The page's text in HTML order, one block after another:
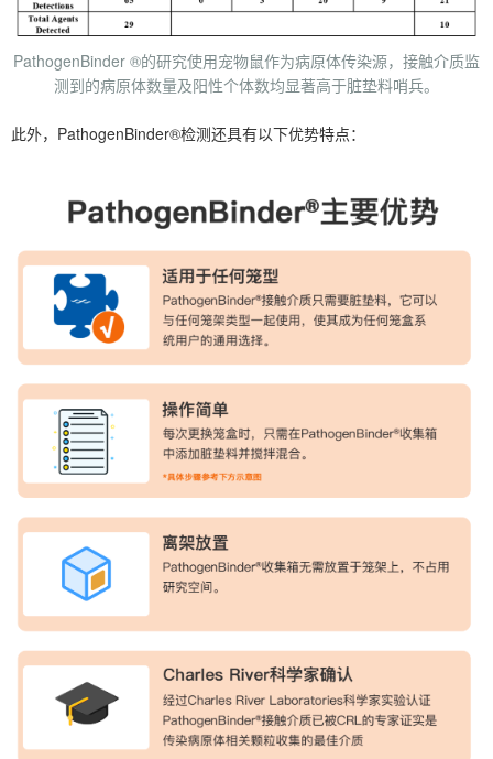
PathogenBinder ®的研究使用宠物鼠作为病原体传染源，接触介质监
测到的病原体数量及阳性个体数均显著高于脏垫料哨兵。
此外，PathogenBinder®检测还具有以下优势特点：